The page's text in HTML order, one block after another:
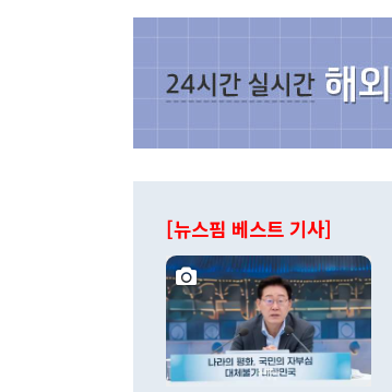
[뉴스핌 베스트 기사]